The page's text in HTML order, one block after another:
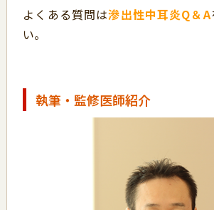
よくある質問は滲出性中耳炎Q＆A
い。
執筆・監修医師紹介